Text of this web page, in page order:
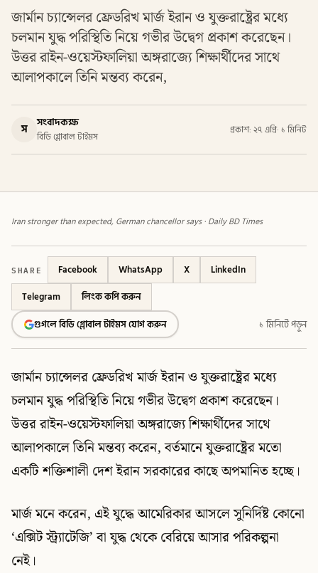
জার্মান চ্যান্সেলর ফ্রেডরিখ মার্জ ইরান ও যুক্তরাষ্ট্রের মধ্যে
চলমান যুদ্ধ পরিস্থিতি নিয়ে গভীর উদ্বেগ প্রকাশ করেছেন।
উত্তর রাইন-ওয়েস্টফালিয়া অঙ্গরাজ্যে শিক্ষার্থীদের সাথে
আলাপকালে তিনি মন্তব্য করেন,
স সংবাদকক্ষ
বিডি গ্লোবাল টাইমস
প্রকাশ: ২৭ এপ্রি· ১ মিনিট
Iran stronger than expected, German chancellor says · Daily BD Times
SHARE Facebook WhatsApp X
LinkedIn
Telegram
লিংক কপি করুন
গুগলে বিডি গ্লোবাল টাইমস যোগ করুন
১ মিনিটে পড়ুন
জার্মান চ্যান্সেলর ফ্রেডরিখ মার্জ ইরান ও যুক্তরাষ্ট্রের মধ্যে
চলমান যুদ্ধ পরিস্থিতি নিয়ে গভীর উদ্বেগ প্রকাশ করেছেন।
উত্তর রাইন-ওয়েস্টফালিয়া অঙ্গরাজ্যে শিক্ষার্থীদের সাথে
আলাপকালে তিনি মন্তব্য করেন, বর্তমানে যুক্তরাষ্ট্রের মতো
একটি শক্তিশালী দেশ ইরান সরকারের কাছে অপমানিত হচ্ছে।
মার্জ মনে করেন, এই যুদ্ধে আমেরিকার আসলে সুনির্দিষ্ট কোনো
‘এক্সিট স্ট্র্যাটেজি’ বা যুদ্ধ থেকে বেরিয়ে আসার পরিকল্পনা
নেই।